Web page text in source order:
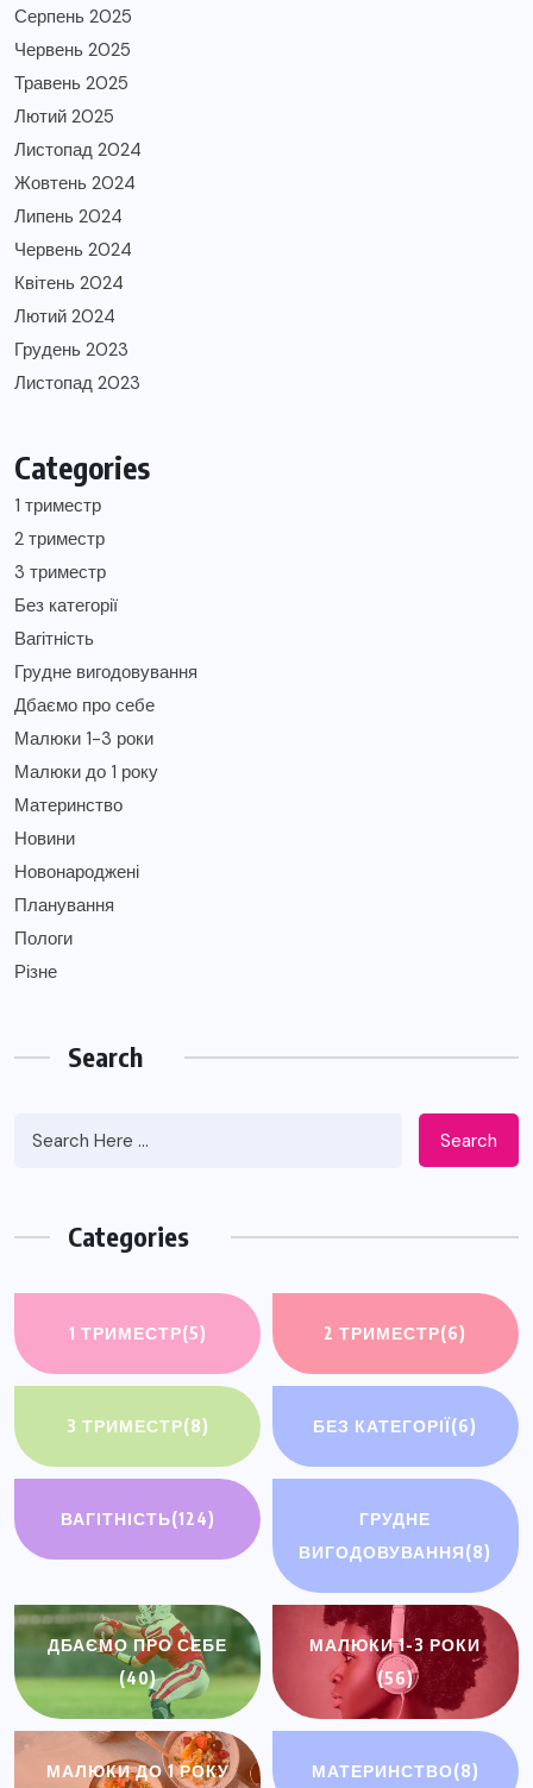
Серпень 2025
Червень 2025
Травень 2025
Лютий 2025
Листопад 2024
Жовтень 2024
Липень 2024
Червень 2024
Квітень 2024
Лютий 2024
Грудень 2023
Листопад 2023
Categories
1 триместр
2 триместр
3 триместр
Без категорії
Вагітність
Грудне вигодовування
Дбаємо про себе
Малюки 1-3 роки
Малюки до 1 року
Материнство
Новини
Новонароджені
Планування
Пологи
Різне
Search
Search
Categories
1 ТРИМЕСТР(5) 2 ТРИМЕСТР(6)
3 ТРИМЕСТР(8) БЕЗ КАТЕГОРІЇ(6)
ВАГІТНІСТЬ(124)
ГРУДНЕ
ВИГОДОВУВАННЯ(8)
ДБАЄМО ПРО СЕБЕ
(40)
МАЛЮКИ 1-3 РОКИ
(56)
МАЛЮКИ ДО 1 РОКУ МАТЕРИНСТВО(8)